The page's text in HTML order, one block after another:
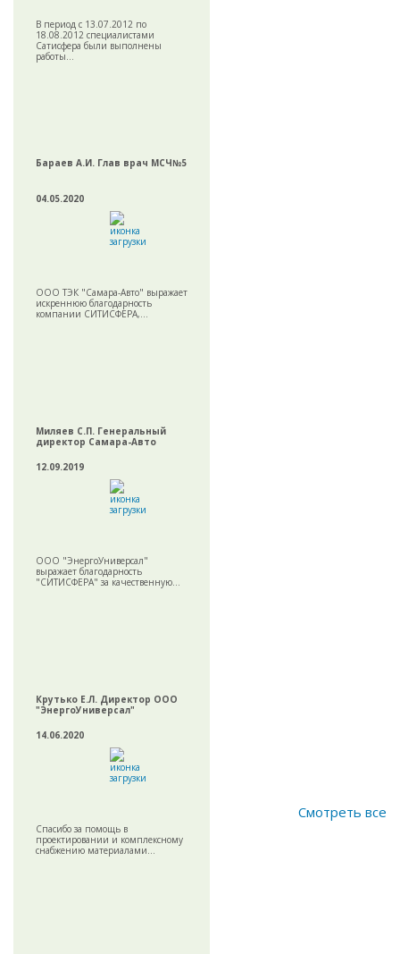
В период с 13.07.2012 по
18.08.2012 специалистами
Сатисфера были выполнены
работы...
Бараев А.И. Глав врач МСЧ№5
04.05.2020
ООО ТЭК "Самара-Авто" выражает
искреннюю благодарность
компании СИТИСФЕРА,...
Миляев С.П. Генеральный
директор Самара-Авто
12.09.2019
ООО "ЭнергоУниверсал"
выражает благодарность
"СИТИСФЕРА" за качественную...
Крутько Е.Л. Директор ООО
"ЭнергоУниверсал"
14.06.2020
Спасибо за помощь в
проектировании и комплексному
снабжению материалами...
Смотреть все